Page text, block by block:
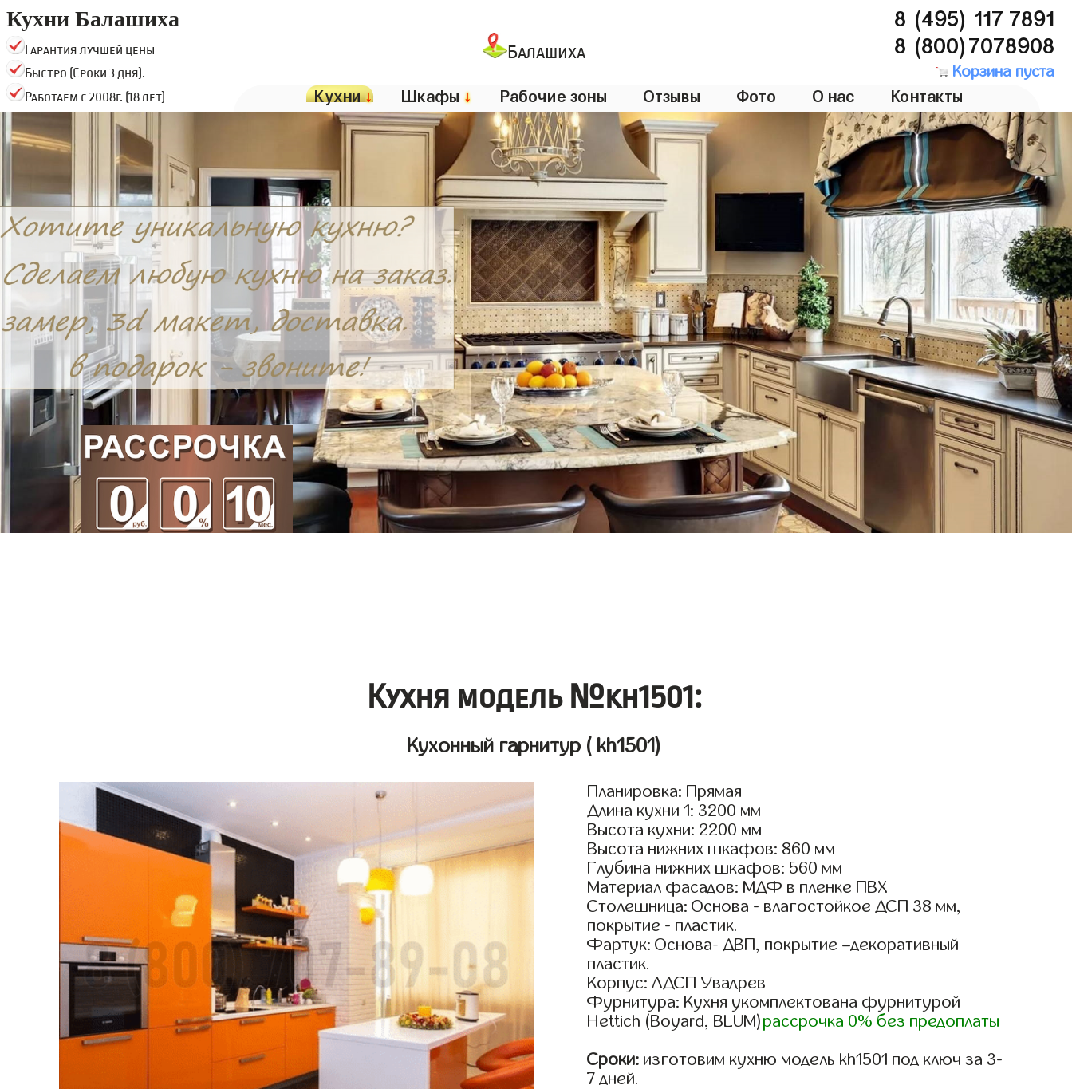
Кухни Балашиха
Гарантия лучшей цены
Быстро (Сроки 3 дня).
Работаем с 2008г. (18 лет)
Балашиха
8 (495) 117 7891
8 (800)7078908
Корзина пуста
Кухни↓ Шкафы ↓ Рабочие зоны Отзывы Фото О нас Контакты
Кухня модель №kh1501:
Кухонный гарнитур ( kh1501)
Планировка: Прямая
Длина кухни 1: 3200 мм
Высота кухни: 2200 мм
Высота нижних шкафов: 860 мм
Глубина нижних шкафов: 560 мм
Материал фасадов: МДФ в пленке ПВХ
Столешница: Основа - влагостойкое ДСП 38 мм,
покрытие - пластик.
Фартук: Основа- ДВП, покрытие –декоративный
пластик.
Корпус: ЛДСП Увадрев
Фурнитура: Кухня укомплектована фурнитурой
Hettich (Boyard, BLUM)рассрочка 0% без предоплаты
Сроки: изготовим кухню модель kh1501 под ключ за 3-
7 дней.